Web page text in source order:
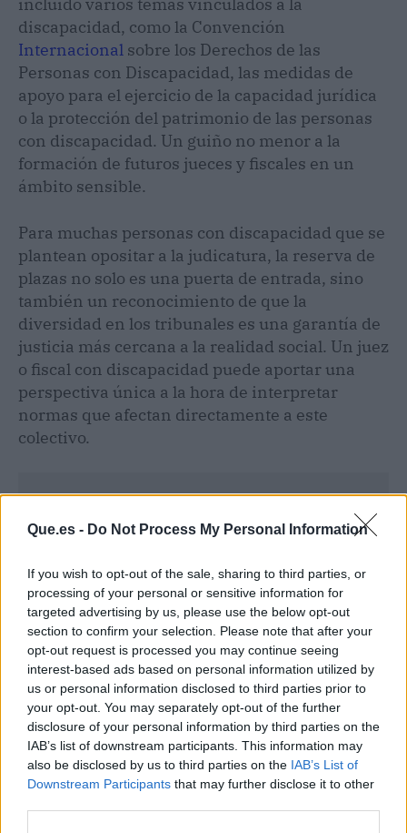
Que.es - Do Not Process My Personal Information
If you wish to opt-out of the sale, sharing to third parties, or
processing of your personal or sensitive information for
targeted advertising by us, please use the below opt-out
section to confirm your selection. Please note that after your
opt-out request is processed you may continue seeing
interest-based ads based on personal information utilized by
us or personal information disclosed to third parties prior to
your opt-out. You may separately opt-out of the further
disclosure of your personal information by third parties on the
IAB’s list of downstream participants. This information may
also be disclosed by us to third parties on the IAB’s List of
Downstream Participants that may further disclose it to other
discapacidad, como la Convención
Internacional sobre los Derechos de las
Personas con Discapacidad, las medidas de
apoyo para el ejercicio de la capacidad jurídica
o la protección del patrimonio de las personas
con discapacidad. Un guiño no menor a la
formación de futuros jueces y fiscales en un
ámbito sensible.
Para muchas personas con discapacidad que se
plantean opositar a la judicatura, la reserva de
plazas no solo es una puerta de entrada, sino
también un reconocimiento de que la
diversidad en los tribunales es una garantía de
justicia más cercana a la realidad social. Un juez
o fiscal con discapacidad puede aportar una
perspectiva única a la hora de interpretar
normas que afectan directamente a este
colectivo.
Publicidad